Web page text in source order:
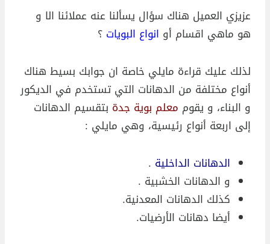
عزيزي العميل هناك سؤال يسألنا عنه عملائنا الا و
هو ماهي اقسام أو انواع البويات ؟
لذلك عليك قراءة مايلي خاصة ان جوابك بسيط هناك
أنواع مختلفة من الدهانات التي تستخدم في الديكور
و البناء، و يقوم معلم بوية جدة بتقسيم الدهانات
إلى اربعة أنواع رئيسية، وهي مايلي :
الدهانات الداخلية .
و الدهانات الخشبية .
كذلك الدهانات المعدنية.
أيضا دهانات الأرضيات.